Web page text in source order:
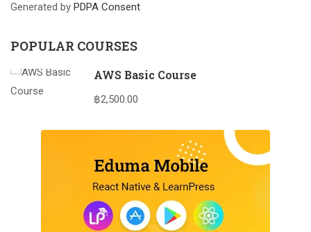
Generated by PDPA Consent
POPULAR COURSES
AWS Basic Course
฿2,500.00